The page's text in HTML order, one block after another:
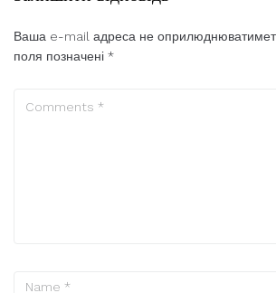
Ваша e-mail адреса не
поля позначені *